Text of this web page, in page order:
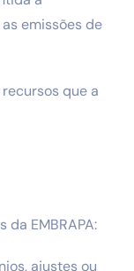
emissões de
que a
da EMBRAPA:
ajustes ou